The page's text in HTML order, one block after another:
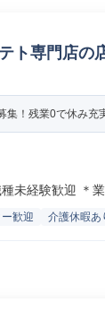
ト専門店の
集！残業0で休み充
未経験歓迎 ＊
歓迎 介護休暇あ